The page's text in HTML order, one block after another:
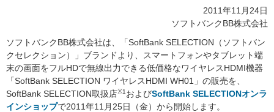
2011年11月24日
ソフトバンクBB株式会社
ソフトバンクBB株式会社は、「SoftBank SELECTION（ソフトバン
クセレクション）」ブランドより、スマートフォンやタブレット端
末の画面をフルHDで無線出力できる低価格なワイヤレスHDMI機器
「SoftBank SELECTION ワイヤレスHDMI WH01」の販売を、
SoftBank SELECTION取扱店※1 およびSoftBank SELECTIONオンラ
インショップで2011年11月25日（金）から開始します。